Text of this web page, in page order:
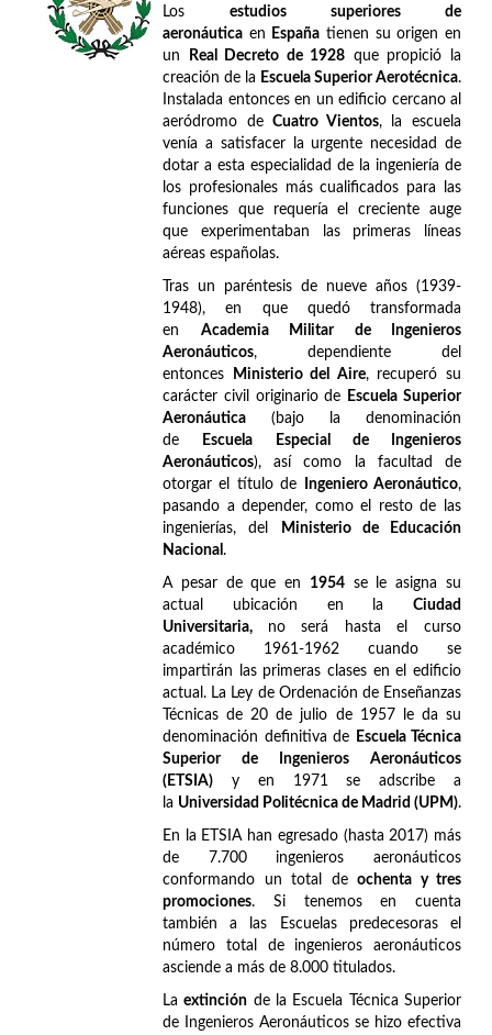
Los estudios superiores de
aeronáutica en España tienen su origen en
un
Real Decreto de 1928 que propició la
creación de la Escuela Superior Aerotécnica.
Instalada entonces en un edificio cercano al
aeródromo deCuatro Vientos, la escuela
venía a satisfacer la urgente necesidad de
dotar a esta especialidad de la ingeniería de
los profesionales más cualificados para las
funciones que requería el creciente auge
que experimentaban las primeras líneas
aéreas españolas.
Tras un paréntesis de nueve años (1939-
1948), en que quedó transformada
en Academia Militar de Ingenieros
Aeronáuticos, dependiente del
entonces
Ministerio del Aire, recuperó su
carácter civil originario de
Escuela Superior
Aeronáutica (bajo la denominación
de
Escuela Especial de Ingenieros
Aeronáuticos), así como la facultad de
otorgar el título de
Ingeniero Aeronáutico,
pasando a depender, como el resto de las
ingenierías, del
Ministerio de Educación
Nacional .
A pesar de que en 1954se le asigna su
actual ubicación en la Ciudad
Universitaria, no será hasta el curso
académico 1961-1962 cuando se
impartirán las primeras clases en el edificio
actual. La Ley de Ordenación de Enseñanzas
Técnicas de 20 de julio de 1957 le da su
denominación definitiva de
Escuela Técnica
Superior de Ingenieros Aeronáuticos
(ETSIA) y en 1971 se adscribe a
la Universidad Politécnica de Madrid (UPM).
En la ETSIA han egresado (hasta 2017) más
de 7.700 ingenieros aeronáuticos
conformando un total de ochenta y tres
promociones. Si tenemos en cuenta
también a las Escuelas predecesoras el
número total de ingenieros aeronáuticos
asciende a más de 8.000 titulados.
Laextinción de la Escuela Técnica Superior
de Ingenieros Aeronáuticos se hizo efectiva